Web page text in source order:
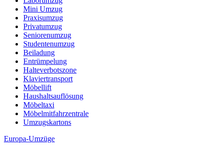
Mini Umzug
Praxisumzug
Privatumzug
Seniorenumzug
Studentenumzug
Beiladung
Entrümpelung
Halteverbotszone
Klaviertransport
Möbellift
Haushaltsauflösung
Möbeltaxi
Möbelmitfahrzentrale
Umzugskartons
Europa-Umzüge